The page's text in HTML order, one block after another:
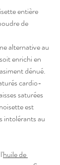
entière
de
alternative au
enrichi en
dénué.
cardio-
saturées
est
intolérants au
huile de